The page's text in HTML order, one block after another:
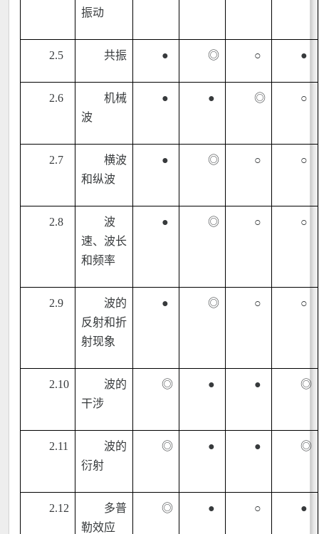
振动
2.5 共振 ● ◎ ○ ●
2.6
机械
波
● ● ◎ ○
2.7
横波
和纵波
● ◎ ○ ○
2.8
波
速、波长
和频率
● ◎ ○ ○
2.9
波的
反射和折
射现象
● ◎ ○ ○
2.10
波的
干涉
◎ ● ● ◎
2.11
波的
衍射
◎ ● ● ◎
2.12
多普
勒效应
◎ ● ○ ●